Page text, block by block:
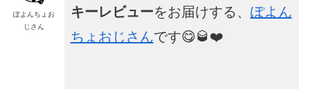
ぽよんちょお
じさん
キーレビューをお届けする、 ぽよん
ちょおじさんです😋🥃❤️